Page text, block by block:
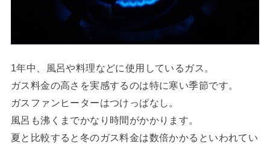
1年中、風呂や料理などに使用しているガス。
ガス料金の高さを実感するのは特に寒い季節です。
ガスファンヒーターはつけっぱなし。
風呂も沸くまでかなり時間がかかります。
夏と比較すると冬のガス料金は数倍かかるといわれてい